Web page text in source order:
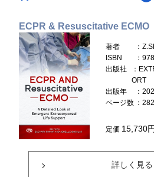
ECPR & Resuscitative ECMO
著者
：
ISBN
：
出版社
：
ORT
出版年
：
ページ数 ：
定価 15,730
詳しく見る